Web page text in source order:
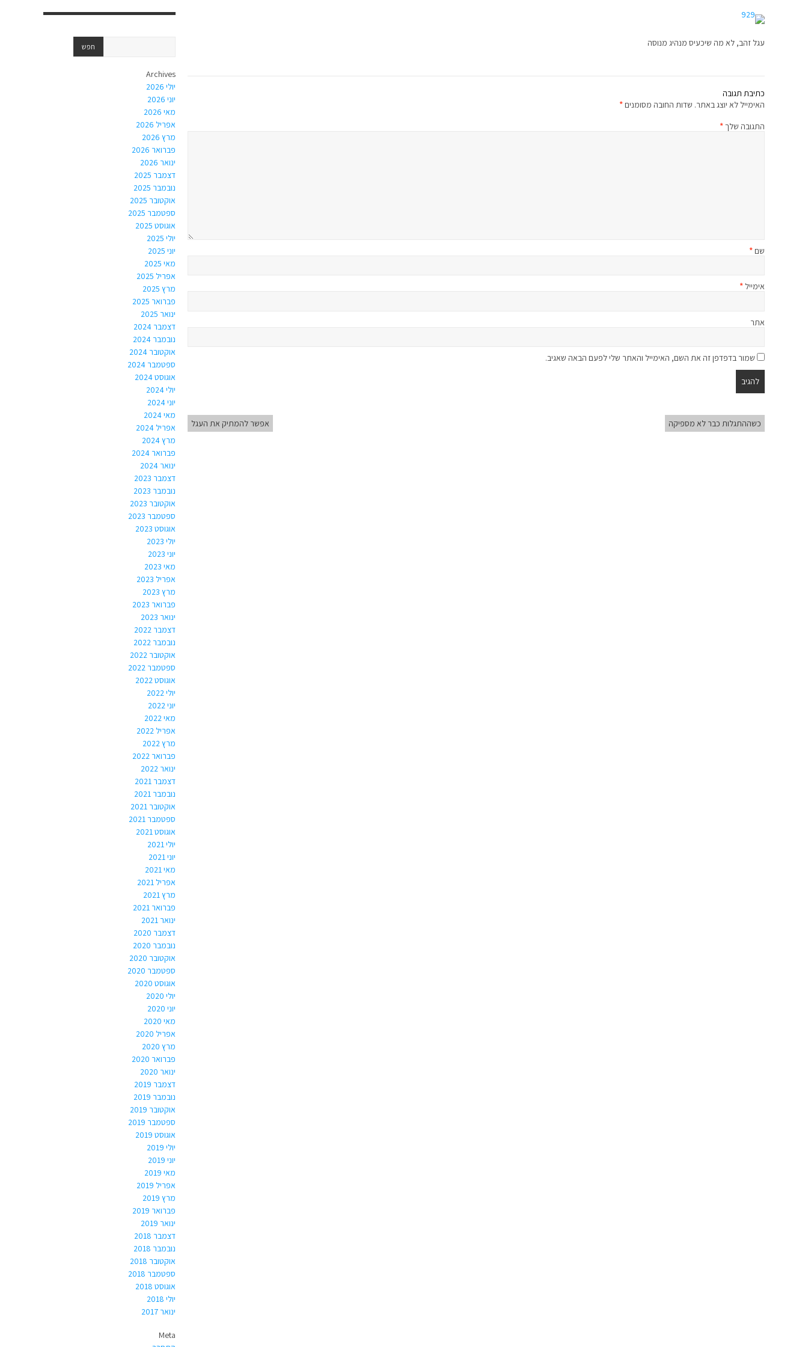
עגל זהב, לא מה שיכעיס מנהיג מנוסה
כתיבת תגובה
האימייל לא יוצג באתר. שדות החובה מסומנים*
התגובה שלך*
שם*
אימייל *
אתר
שמור בדפדפן זה את השם, האימייל והאתר שלי לפעם הבאה שאגיב.
כשההתגלות כבר לא מספיקה אפשר להמתיק את העגל
Archives
יולי 2026
יוני 2026
מאי 2026
אפריל 2026
מרץ 2026
פברואר 2026
ינואר 2026
דצמבר 2025
נובמבר 2025
אוקטובר 2025
ספטמבר 2025
אוגוסט 2025
יולי 2025
יוני 2025
מאי 2025
אפריל 2025
מרץ 2025
פברואר 2025
ינואר 2025
דצמבר 2024
נובמבר 2024
אוקטובר 2024
ספטמבר 2024
אוגוסט 2024
יולי 2024
יוני 2024
מאי 2024
אפריל 2024
מרץ 2024
פברואר 2024
ינואר 2024
דצמבר 2023
נובמבר 2023
אוקטובר 2023
ספטמבר 2023
אוגוסט 2023
יולי 2023
יוני 2023
מאי 2023
אפריל 2023
מרץ 2023
פברואר 2023
ינואר 2023
דצמבר 2022
נובמבר 2022
אוקטובר 2022
ספטמבר 2022
אוגוסט 2022
יולי 2022
יוני 2022
מאי 2022
אפריל 2022
מרץ 2022
פברואר 2022
ינואר 2022
דצמבר 2021
נובמבר 2021
אוקטובר 2021
ספטמבר 2021
אוגוסט 2021
יולי 2021
יוני 2021
מאי 2021
אפריל 2021
מרץ 2021
פברואר 2021
ינואר 2021
דצמבר 2020
נובמבר 2020
אוקטובר 2020
ספטמבר 2020
אוגוסט 2020
יולי 2020
יוני 2020
מאי 2020
אפריל 2020
מרץ 2020
פברואר 2020
ינואר 2020
דצמבר 2019
נובמבר 2019
אוקטובר 2019
ספטמבר 2019
אוגוסט 2019
יולי 2019
יוני 2019
מאי 2019
אפריל 2019
מרץ 2019
פברואר 2019
ינואר 2019
דצמבר 2018
נובמבר 2018
אוקטובר 2018
ספטמבר 2018
אוגוסט 2018
יולי 2018
ינואר 2017
Meta